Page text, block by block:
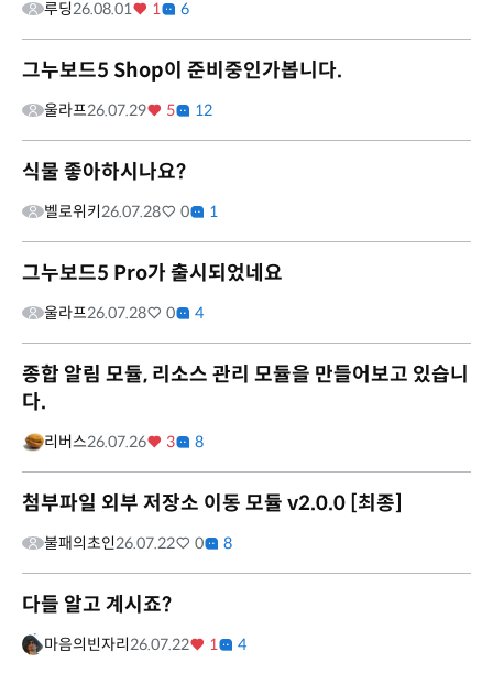
루딩26.08.01 1 6
그누보드5 Shop이 준비중인가봅니다.
울라프26.07.29 5 12
식물 좋아하시나요?
벨로위키 26.07.28 0 1
그누보드5 Pro가 출시되었네요
울라프26.07.28 0 4
종합 알림 모듈, 리소스 관리 모듈을 만들어보고 있습니
다.
리버스26.07.26 3 8
첨부파일 외부 저장소 이동 모듈 v2.0.0 [최종]
불패의초인26.07.22 0 8
다들 알고 계시죠?
마음의빈자리 26.07.22 1 4